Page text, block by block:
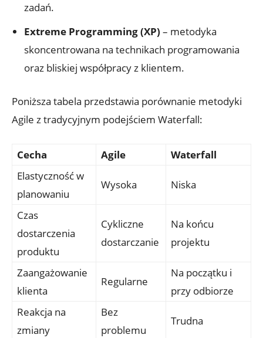
zadań.
Extreme Programming (XP) – metodyka
skoncentrowana na technikach programowania
oraz bliskiej współpracy z klientem.
Poniższa tabela przedstawia porównanie metodyki
Agile z tradycyjnym podejściem Waterfall:
Cecha Agile
Waterfall
Elastyczność w
planowaniu
Wysoka Niska
Czas
dostarczenia
produktu
Cykliczne
dostarczanie
Na końcu
projektu
Zaangażowanie
klienta
Regularne
Na początku i
przy odbiorze
Reakcja na
zmiany
Bez
problemu
Trudna